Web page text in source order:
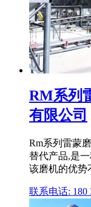
RM系列
有限公司
Rm系列雷蒙
替代产品,是
该磨机的优势
联系电话: 180